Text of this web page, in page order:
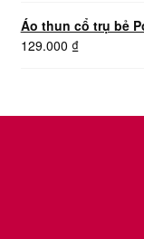
Áo thun cổ trụ bẻ
129.000 ₫